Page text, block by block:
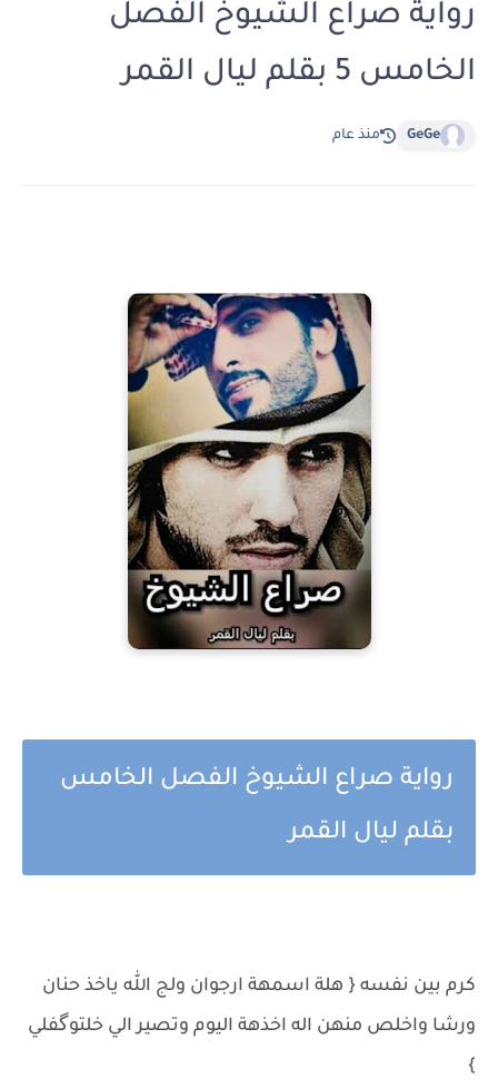
رواية صراع الشيوخ الفصل
الخامس 5 بقلم ليال القمر
GeGe منذ عام
رواية صراع الشيوخ الفصل الخامس
بقلم ليال القمر
كرم بين نفسه { هلة اسمهة ارجوان ولج الله ياخذ حنان
ورشا واخلص منهن اله اخذهة اليوم وتصير الي خلتوگفلي
}